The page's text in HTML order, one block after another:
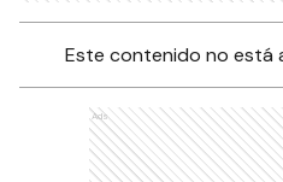
Este contenido no está